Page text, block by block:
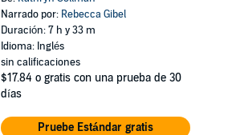
Narrado por: Rebecca Gibel
Duración: 7 h y 33 m
Idioma: Inglés
sin calificaciones
$17.84 o gratis con una prueba de 30
días
Pruebe Estándar gratis